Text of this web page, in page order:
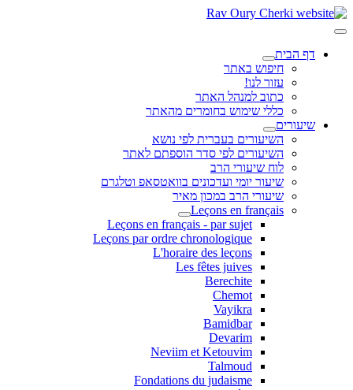
דף הבית
חיפוש באתר
עזור לנו!
כתוב למנהל האתר
כללי שימוש בחומרים מהאתר
שיעורים
השיעורים בעברית לפי נושא
השיעורים לפי סדר הוספתם לאתר
לוח שיעורי הרב
שיעור יומי ועדכונים בוואטסאפ וטלגרם
שיעורי הרב במכון מאיר
Leçons en français
Leçons en français - par sujet
Leçons par ordre chronologique
L'horaire des leçons
Les fêtes juives
Berechite
Chemot
Vayikra
Bamidbar
Devarim
Neviim et Ketouvim
Talmoud
Fondations du judaisme